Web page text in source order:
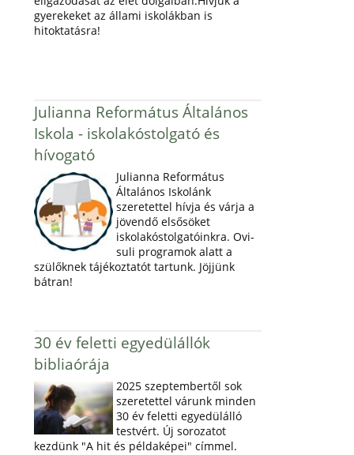
gyerekeket az állami iskolákban is
hitoktatásra!
Julianna Református Általános
Iskola - iskolakóstolgató és
hívogató
Julianna Református
Általános Iskolánk
szeretettel hívja és várja a
jövendő elsősöket
iskolakóstolgatóinkra. Ovi-
suli programok alatt a
szülőknek tájékoztatót tartunk. Jöjjünk
bátran!
30 év feletti egyedülállók
bibliaórája
2025 szeptembertől sok
szeretettel várunk minden
30 év feletti egyedülálló
testvért. Új sorozatot
kezdünk "A hit és példaképei" címmel.